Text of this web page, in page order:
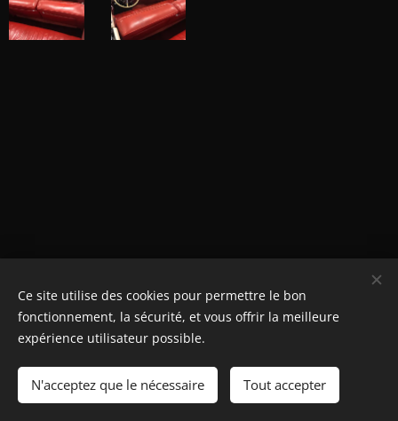
© Henri's classics
Cookies
Langues
Nederlands
American English Français
Ce site utilise des cookies pour permettre le bon
fonctionnement, la sécurité, et vous offrir la meilleure
expérience utilisateur possible.
N'acceptez que le nécessaire Tout accepter